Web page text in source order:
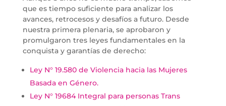
que es tiempo suficiente para analizar los
avances, retrocesos y desafíos a futuro. Desde
nuestra primera plenaria, se aprobaron y
promulgaron tres leyes fundamentales en la
conquista y garantías de derecho:
Ley N° 19.580 de Violencia hacia las Mujeres
Basada en Género.
Ley N° 19684 Integral para personas Trans